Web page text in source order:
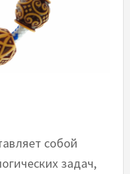
собой
задач,